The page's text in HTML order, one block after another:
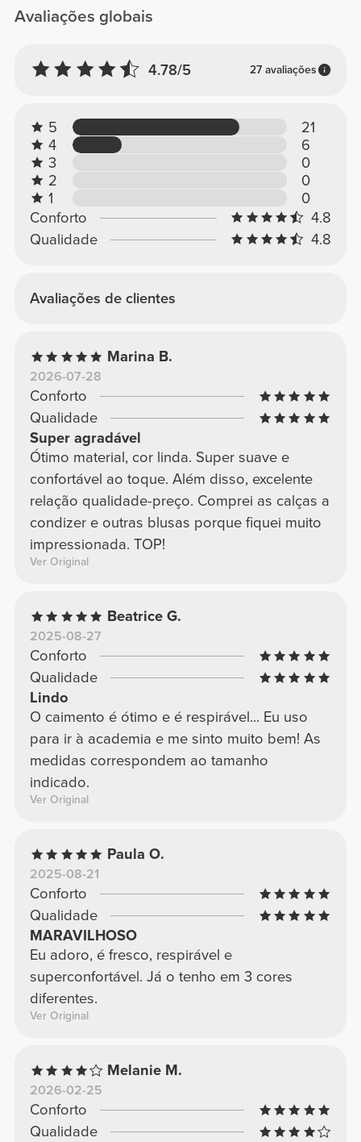
Avaliações globais
4.78/5 27 avaliações
5
21
4
6
3
0
2
0
1
0
Conforto
4.8
Qualidade
4.8
Avaliações de clientes
Marina B.
2026-07-28
Conforto
Qualidade
Super agradável
Ótimo material, cor linda. Super suave e
confortável ao toque. Além disso, excelente
relação qualidade-preço. Comprei as calças a
condizer e outras blusas porque fiquei muito
impressionada. TOP!
Ver Original
Beatrice G.
2025-08-27
Conforto
Qualidade
Lindo
O caimento é ótimo e é respirável... Eu uso
para ir à academia e me sinto muito bem! As
medidas correspondem ao tamanho
indicado.
Ver Original
Paula O.
2025-08-21
Conforto
Qualidade
MARAVILHOSO
Eu adoro, é fresco, respirável e
superconfortável. Já o tenho em 3 cores
diferentes.
Ver Original
Melanie M.
2026-02-25
Conforto
Qualidade